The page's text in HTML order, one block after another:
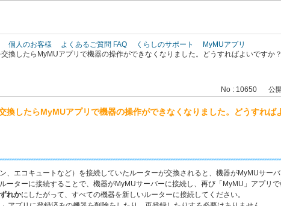
個人のお客様 よくあるご質問 FAQ くらしのサポート
MyMUアプリ
換したらMyMUアプリで機器の操作ができなくなりました。どうすればよいですか？
No : 10650 公
換したらMyMUアプリで機器の操作ができなくなりました。どうすれば
、エコキュートなど）を接続していたルーターが交換されると、機器がMyMUサーバ
ーターに接続することで、機器がMyMUサーバーに接続し、再び「MyMU」アプリで
れかにしたがって、すべての機器を新しいルーターに接続してください。